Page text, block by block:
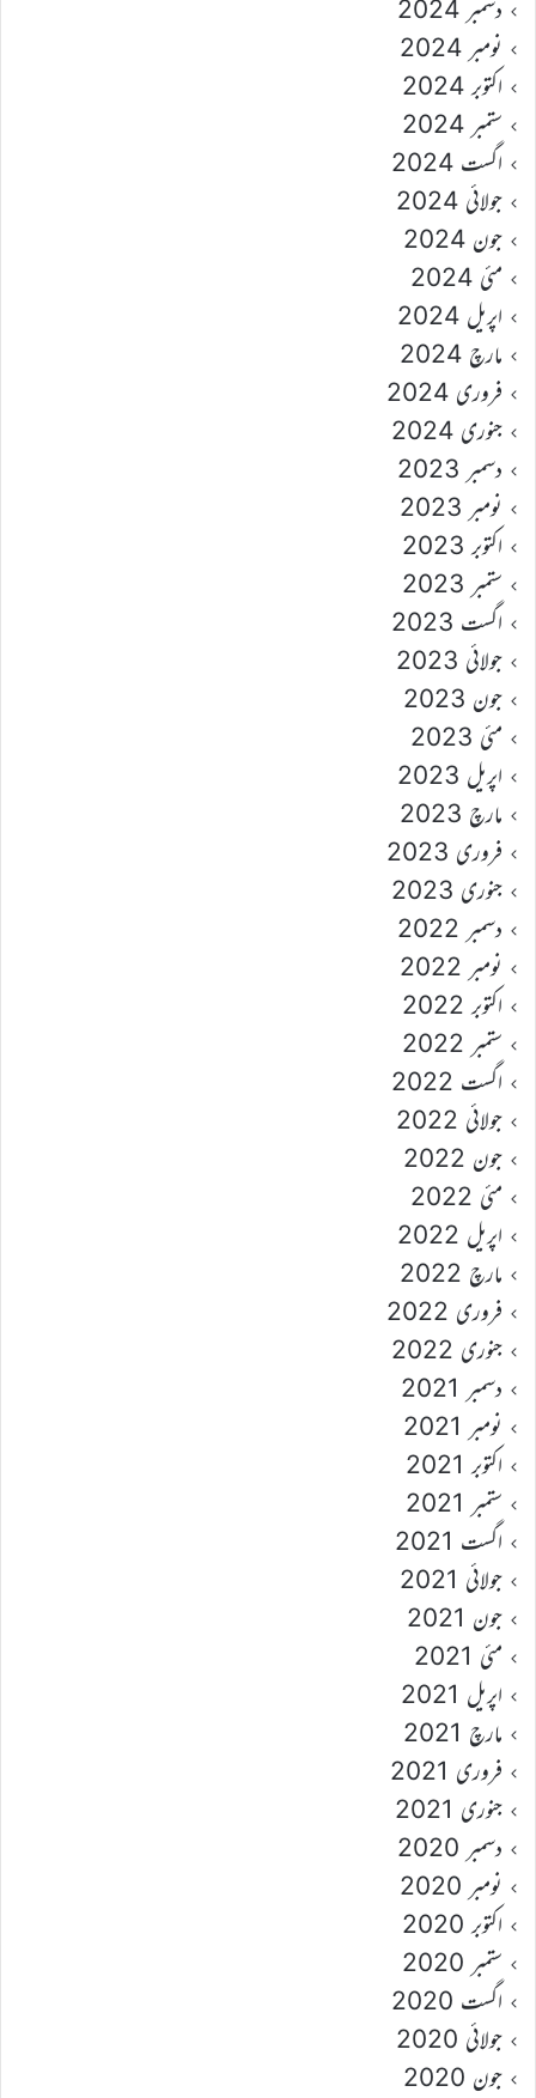
دسمبر 2024
نومبر 2024
اکتوبر 2024
ستمبر 2024
اگست 2024
جولائی 2024
جون 2024
مئی 2024
اپریل 2024
مارچ 2024
فروری 2024
جنوری 2024
دسمبر 2023
نومبر 2023
اکتوبر 2023
ستمبر 2023
اگست 2023
جولائی 2023
جون 2023
مئی 2023
اپریل 2023
مارچ 2023
فروری 2023
جنوری 2023
دسمبر 2022
نومبر 2022
اکتوبر 2022
ستمبر 2022
اگست 2022
جولائی 2022
جون 2022
مئی 2022
اپریل 2022
مارچ 2022
فروری 2022
جنوری 2022
دسمبر 2021
نومبر 2021
اکتوبر 2021
ستمبر 2021
اگست 2021
جولائی 2021
جون 2021
مئی 2021
اپریل 2021
مارچ 2021
فروری 2021
جنوری 2021
دسمبر 2020
نومبر 2020
اکتوبر 2020
ستمبر 2020
اگست 2020
جولائی 2020
جون 2020